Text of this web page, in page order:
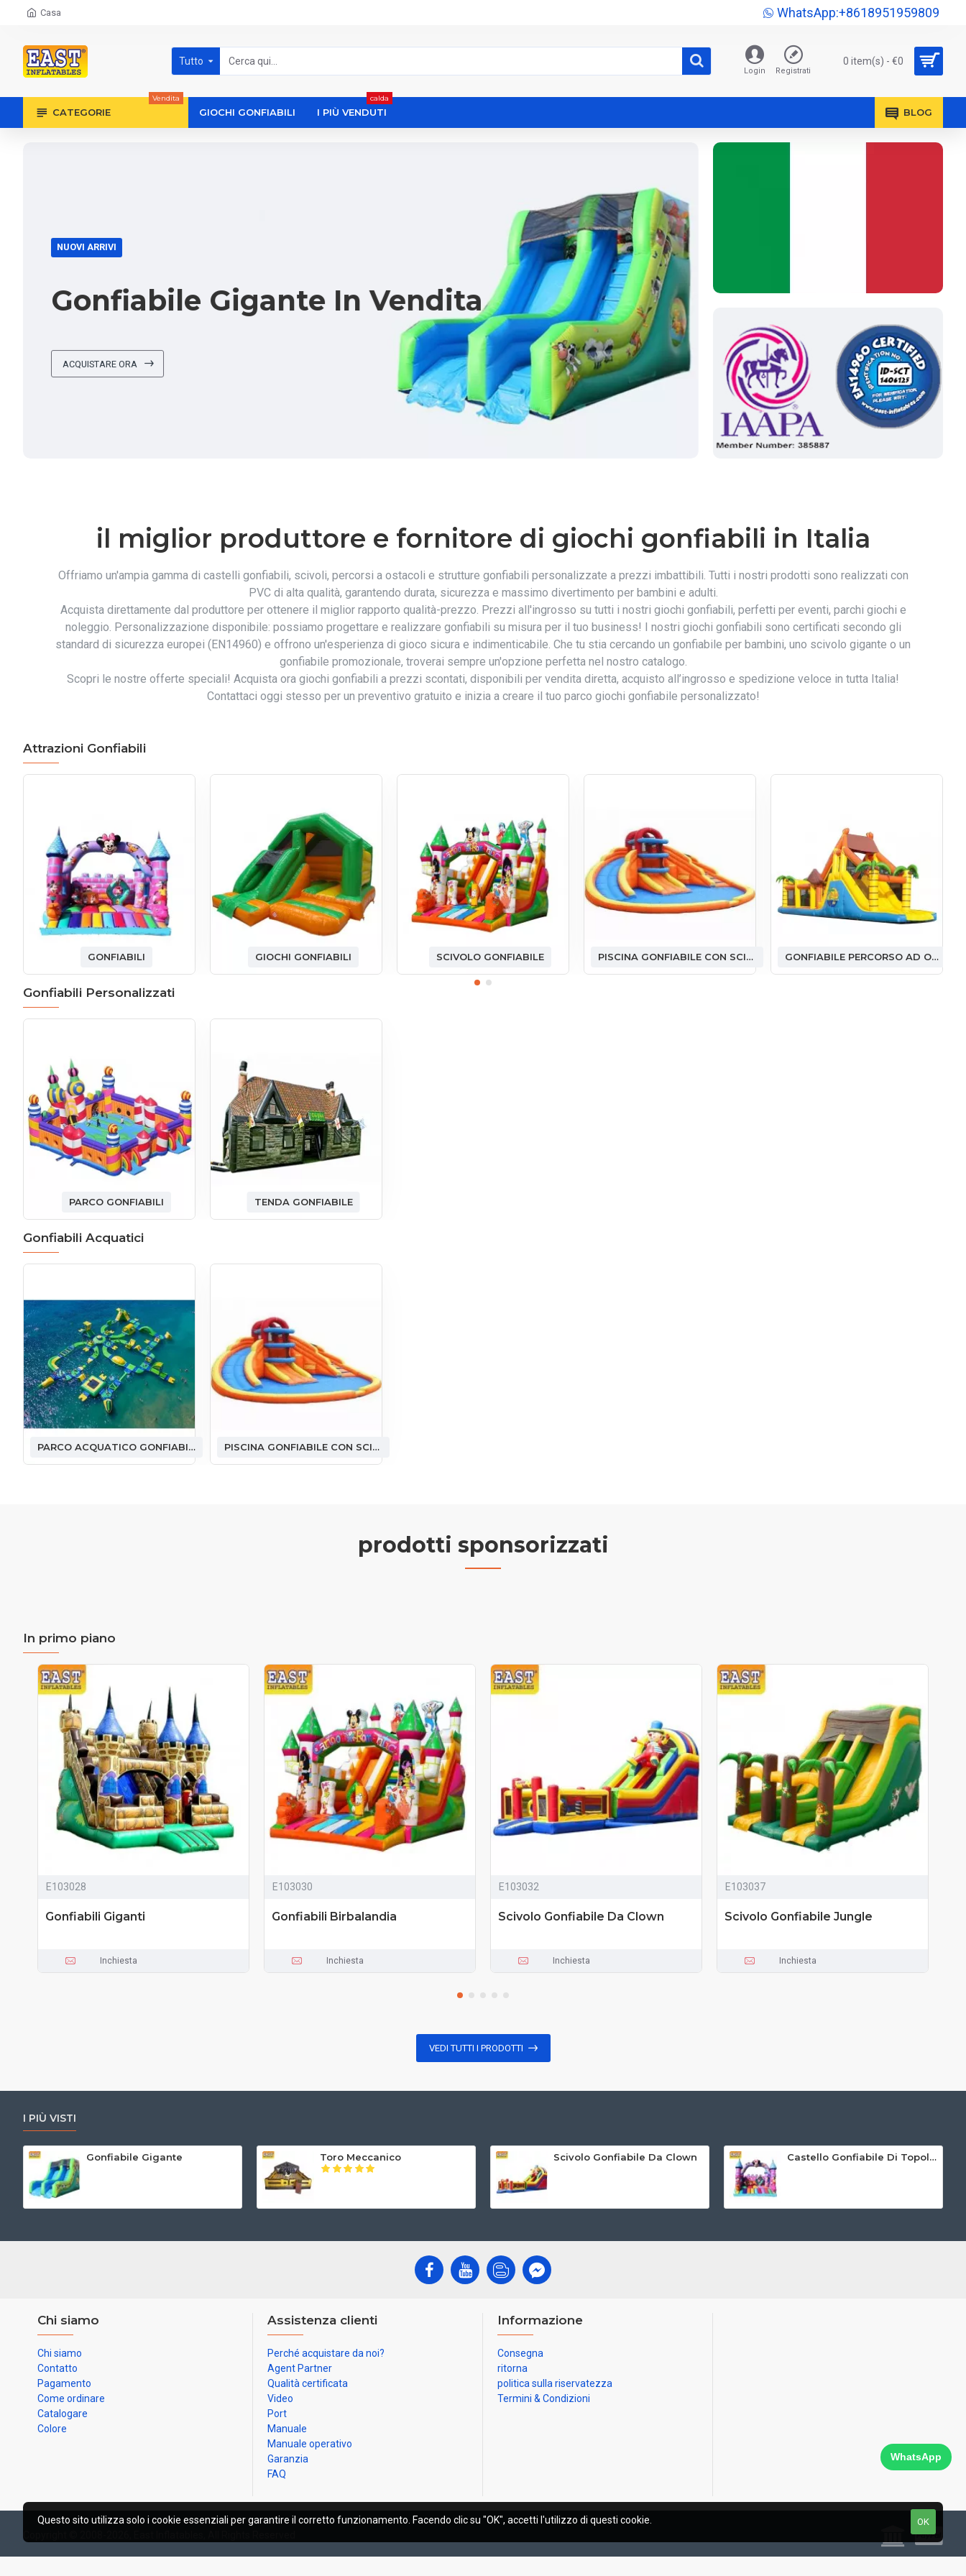
Casa WhatsApp:+8618951959809
Tutto
Login Registrati
0 item(s) - €0
CATEGORIE
Vendita
GIOCHI GONFIABILI I PIÙ VENDUTI
calda
BLOG
NUOVI ARRIVI
Gonfiabile Gigante In Vendita
ACQUISTARE ORA
il miglior produttore e fornitore di giochi gonfiabili in Italia
Offriamo un'ampia gamma di castelli gonfiabili, scivoli, percorsi a ostacoli e strutture gonfiabili personalizzate a prezzi imbattibili. Tutti i nostri prodotti sono realizzati con
PVC di alta qualità, garantendo durata, sicurezza e massimo divertimento per bambini e adulti.
Acquista direttamente dal produttore per ottenere il miglior rapporto qualità-prezzo. Prezzi all'ingrosso su tutti i nostri giochi gonfiabili, perfetti per eventi, parchi giochi e
noleggio. Personalizzazione disponibile: possiamo progettare e realizzare gonfiabili su misura per il tuo business! I nostri giochi gonfiabili sono certificati secondo gli
standard di sicurezza europei (EN14960) e offrono un'esperienza di gioco sicura e indimenticabile. Che tu stia cercando un gonfiabile per bambini, uno scivolo gigante o un
gonfiabile promozionale, troverai sempre un'opzione perfetta nel nostro catalogo.
Scopri le nostre offerte speciali! Acquista ora giochi gonfiabili a prezzi scontati, disponibili per vendita diretta, acquisto all’ingrosso e spedizione veloce in tutta Italia!
Contattaci oggi stesso per un preventivo gratuito e inizia a creare il tuo parco giochi gonfiabile personalizzato!
Attrazioni Gonfiabili
GONFIABILI GIOCHI GONFIABILI SCIVOLO GONFIABILE PISCINA GONFIABILE CON SCIVOLO GONFIABILE PERCORSO AD OSTACOLI
Gonfiabili Personalizzati
PARCO GONFIABILI TENDA GONFIABILE
Gonfiabili Acquatici
PARCO ACQUATICO GONFIABILE PISCINA GONFIABILE CON SCIVOLO
prodotti sponsorizzati
In primo piano
E103028
Gonfiabili Giganti
Inchiesta
E103030
Gonfiabili Birbalandia
Inchiesta
E103032
Scivolo Gonfiabile Da Clown
Inchiesta
E103037
Scivolo Gonfiabile Jungle
Inchiesta
VEDI TUTTI I PRODOTTI
I PIÙ VISTI
Gonfiabile Gigante Toro Meccanico Scivolo Gonfiabile Da Clown Castello Gonfiabile Di Topolino
Chi siamo
Chi siamo
Contatto
Pagamento
Come ordinare
Catalogare
Colore
Assistenza clienti
Perché acquistare da noi?
Agent Partner
Qualità certificata
Video
Port
Manuale
Manuale operativo
Garanzia
FAQ
Informazione
Consegna
ritorna
politica sulla riservatezza
Termini & Condizioni
OK
Questo sito utilizza solo i cookie essenziali per garantire il corretto funzionamento. Facendo clic su "OK", accetti l'utilizzo di questi cookie.
WhatsApp